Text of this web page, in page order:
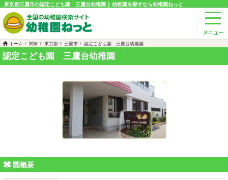
東京都三鷹市の認定こども園 三鷹台幼稚園 | 幼稚園を探すなら幼稚園ねっと
ホーム 関東 東京都 三鷹市 認定こども園 三鷹台幼稚園
認定こども園 三鷹台幼稚園
園概要